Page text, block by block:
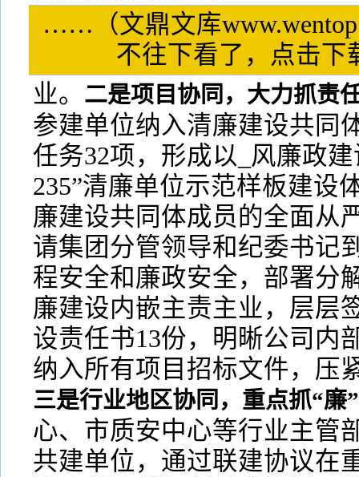
……（文鼎文库
不往下看了，点击
业。 二是项目协同，大力抓责
参建单位纳入清廉建设共同
任务32项，形成以_风廉政
235”清廉单位示范样板建设
廉建设共同体成员的全面从
请集团分管领导和纪委书记
程安全和廉政安全，部署分
廉建设内嵌主责主业，层层
设责任书13份，明晰公司内
纳入所有项目招标文件，压
三是行业地区协同，重点抓“廉
心、市质安中心等行业主管
共建单位，通过联建协议在